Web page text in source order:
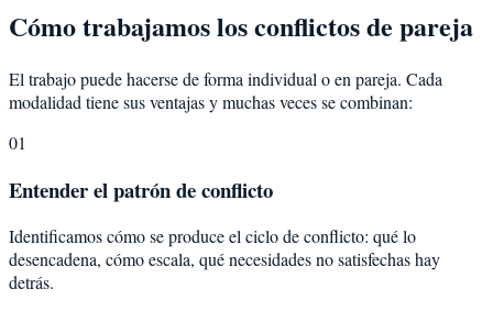
Cómo trabajamos los conflictos de pareja
El trabajo puede hacerse de forma individual o en pareja. Cada
modalidad tiene sus ventajas y muchas veces se combinan:
01
Entender el patrón de conflicto
Identificamos cómo se produce el ciclo de conflicto: qué lo
desencadena, cómo escala, qué necesidades no satisfechas hay
detrás.